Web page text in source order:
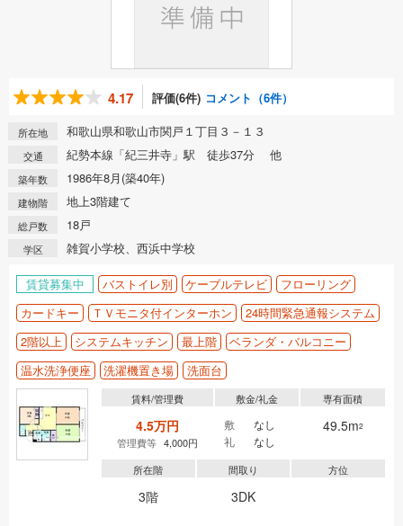
4.17 評価(6件) コメント（6件）
所在地 和歌山県和歌山市関戸１丁目３－１３
交通 紀勢本線「紀三井寺」駅 徒歩37分 他
築年数 1986年8月(築40年)
建物階 地上3階建て
総戸数 18戸
学区 雑賀小学校、西浜中学校
賃貸募集中 バストイレ別 ケーブルテレビ
フローリング
カードキー
ＴＶモニタ付インターホン
24時間緊急通報システム
2階以上
システムキッチン 最上階
ベランダ・バルコニー
温水洗浄便座
洗濯機置き場 洗面台
賃料/管理費
4.5万円
管理費等 4,000円
敷金/礼金
敷
なし
礼
なし
専有面積
49.5m2
所在階
3階
間取り
3DK
方位